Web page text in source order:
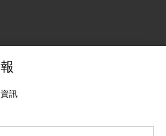
要打！」川普會議突離場 美10